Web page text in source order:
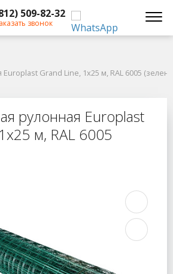
509-82-32
звонок
Grand Line, 1х25 м, RAL 6005
рулонная Europlast
Europlast Grand Line, 1х25 м, RAL 6005
рулонная Europlast
м, RAL 6005